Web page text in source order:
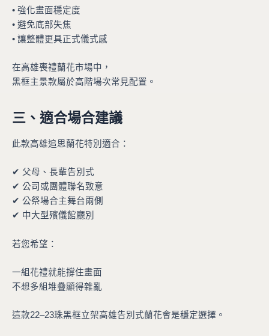
• 強化畫面穩定度
• 避免底部失焦
• 讓整體更具正式儀式感
在高雄喪禮蘭花市場中，
黑框主景款屬於高階場次常見配置。
三、適合場合建議
此款高雄追思蘭花特別適合：
✔ 父母、長輩告別式
✔ 公司或團體聯名致意
✔ 公祭場合主舞台兩側
✔ 中大型殯儀館廳別
若您希望：
一組花禮就能撐住畫面
不想多組堆疊顯得雜亂
這款22–23珠黑框立架高雄告別式蘭花會是穩定選擇。